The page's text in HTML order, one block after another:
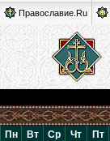
Православие.Ru
Пн Вт Ср Чт Пт